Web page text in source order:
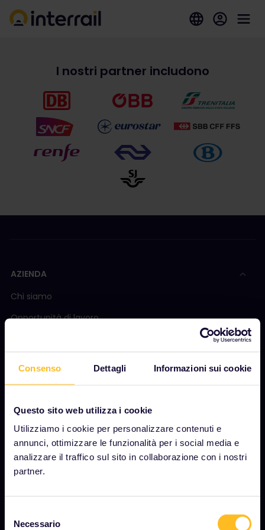
Consenso Dettagli Informazioni sui cookie
Questo sito web utilizza i cookie
Utilizziamo i cookie per personalizzare contenuti e
annunci, ottimizzare le funzionalità per i social media e
analizzare il traffico sul sito in collaborazione con i nostri
partner.
delNecessario
I nostri partner includono
AZIENDA
Chi siamo
Opportunità di lavoro
Contenuti sponsorizzati
INIZIA
Cos'è Interrail?
Rivista